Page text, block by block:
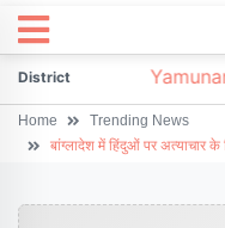
DistrictSonipat
Home
Trending News
बांग्लादेश में हिंदुओं पर अत्याचार के